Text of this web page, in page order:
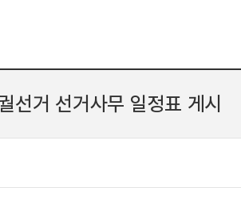
선거 선거사무 일정표 게시